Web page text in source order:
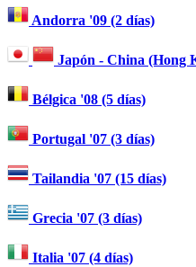
Andorra '09 (2 días)
Japón - China (Hong
Bélgica '08 (5 días)
Portugal '07 (3 días)
Tailandia '07 (15 días)
Grecia '07 (3 días)
Italia '07 (4 días)